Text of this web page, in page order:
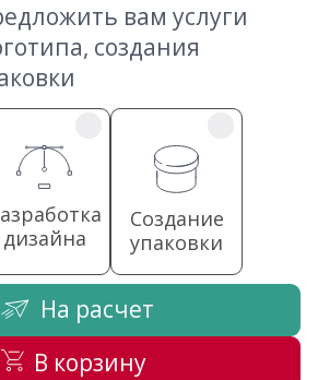
вам услуги
создания
дизайна
Создание
упаковки
На расчет
В корзину